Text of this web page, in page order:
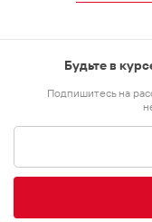
Будьте в
Подпишитесь на